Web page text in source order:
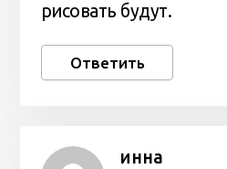
рисовать будут.
Ответить
инна